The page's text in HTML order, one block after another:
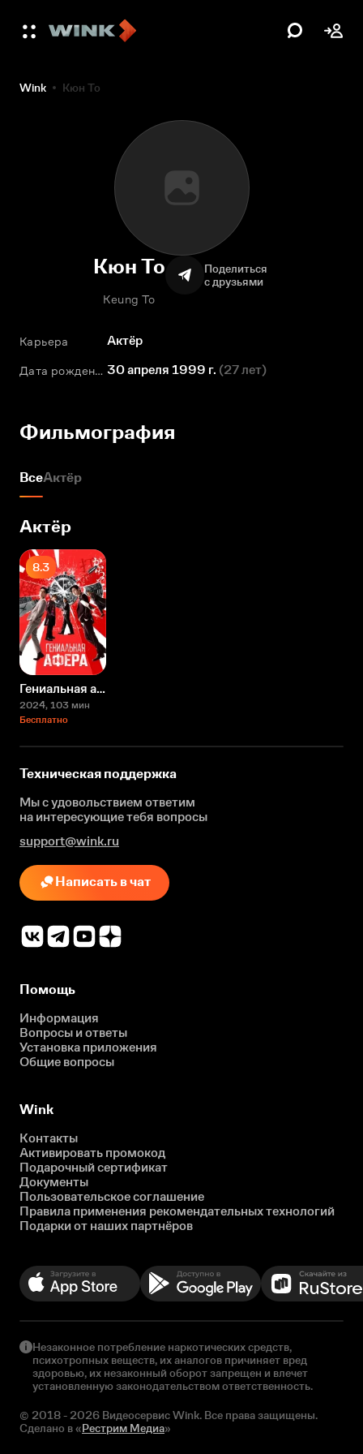
Wink Кюн То
Кюн То
Keung To
Поделиться
с друзьями
Карьера Актёр
Дата рождения 30 апреля 1999 г. (27 лет)
Фильмография
ВсеАктёр
Актёр
8.3
Гениальная афера
2024, 103 мин
Бесплатно
Техническая поддержка
Мы с удовольствием ответим
на интересующиетебя вопросы
support@wink.ru
Написать в чат
Помощь
Информация
Вопросы и ответы
Установка приложения
Общие вопросы
Wink
Контакты
Активировать промокод
Подарочный сертификат
Документы
Пользовательское соглашение
Правила применения рекомендательных технологий
Подарки от наших партнёров
Незаконное потребление наркотических средств,
психотропных веществ, их аналогов причиняет вред
здоровью, их незаконный оборот запрещен и влечет
установленную законодательством ответственность.
© 2018 - 2026 Видеосервис Wink. Все права защищены.
Сделано в «Рестрим Медиа»